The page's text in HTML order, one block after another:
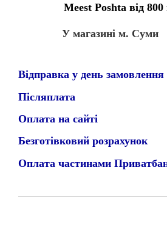
Meest Poshta від 800
У магазині м. Суми
Відправка у день замовлення
Післяплата
Оплата на сайті
Безготівковий розрахунок
Оплата частинами